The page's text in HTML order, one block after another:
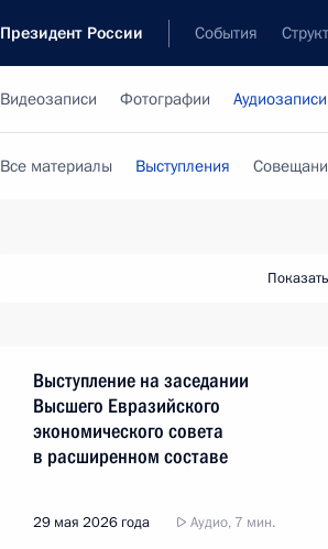
Президент России События
Видеозаписи Фотографии Аудиозаписи
Все материалы Выступления
Выступление на заседании
Высшего Евразийского
экономического совета
в расширенном составе
29 мая 2026 года Аудио, 7 мин.